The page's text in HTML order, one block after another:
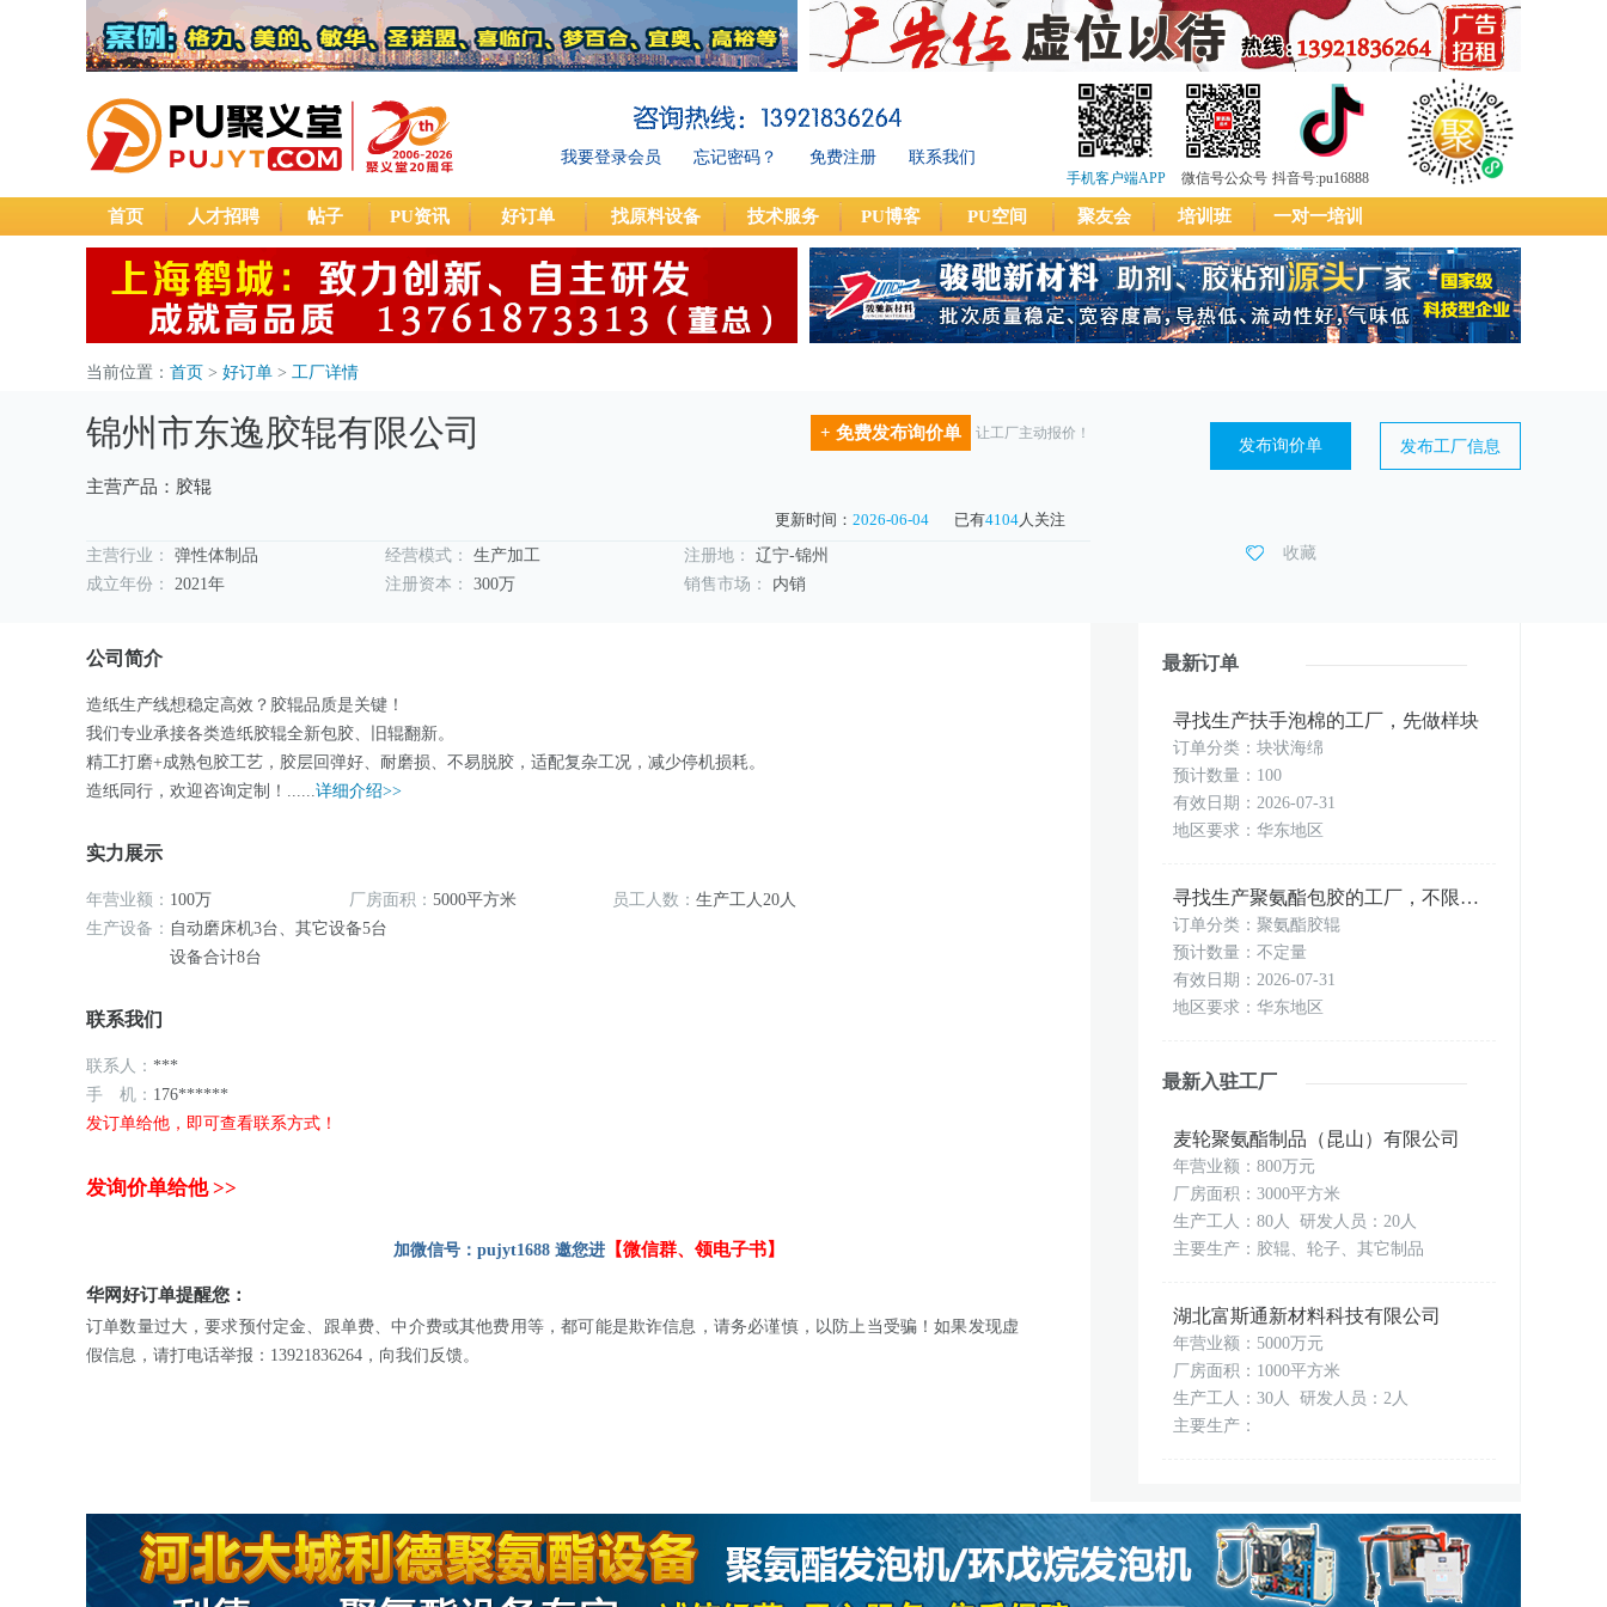
我要登录会员 忘记密码？ 免费注册 联系我们
手机客户端APP 微信号公众号 抖音号:pu16888
首页 人才招聘 帖子 PU资讯 好订单 找原料设备 技术服务 PU博客 PU空间 聚友会 培训班 一对一培训
当前位置： 首页 > 好订单 > 工厂详情
锦州市东逸胶辊有限公司 + 免费发布询价单 让工厂主动报价！
主营产品：胶辊
已有4104人关注
更新时间： 2026-06-04
主营行业：
弹性体制品 经营模式： 生产加工 注册地：
辽宁-锦州
成立年份：
2021年 注册资本： 300万 销售市场： 内销
发布询价单 发布工厂信息
收藏
公司简介
造纸生产线想稳定高效？胶辊品质是关键！
我们专业承接各类造纸胶辊全新包胶、旧辊翻新。
精工打磨+成熟包胶工艺，胶层回弹好、耐磨损、不易脱胶，适配复杂工况，减少停机损耗。
造纸同行，欢迎咨询定制！......详细介绍>>
实力展示
年营业额： 100万 厂房面积： 5000平方米 员工人数： 生产工人20人
生产设备： 自动磨床机3台、其它设备5台
设备合计8台
联系我们
联系人： ***
手 机： 176******
发订单给他，即可查看联系方式！
发询价单给他 >>
加微信号：pujyt1688 邀您进【微信群、领电子书】
华网好订单提醒您：
订单数量过大，要求预付定金、跟单费、中介费或其他费用等，都可能是欺诈信息，请务必谨慎，以防上当受骗！如果发现虚
假信息，请打电话举报：13921836264，向我们反馈。
最新订单
寻找生产扶手泡棉的工厂，先做样块
订单分类：块状海绵
预计数量：100
有效日期：2026-07-31
地区要求：华东地区
寻找生产聚氨酯包胶的工厂，不限地点
订单分类：聚氨酯胶辊
预计数量：不定量
有效日期：2026-07-31
地区要求：华东地区
最新入驻工厂
麦轮聚氨酯制品（昆山）有限公司
年营业额：800万元
厂房面积：3000平方米
生产工人：80人 研发人员：20人
主要生产：胶辊、轮子、其它制品
湖北富斯通新材料科技有限公司
年营业额：5000万元
厂房面积：1000平方米
生产工人：30人 研发人员：2人
主要生产：